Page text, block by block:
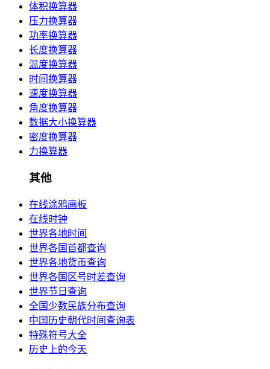
体积换算器
压力换算器
功率换算器
长度换算器
温度换算器
时间换算器
速度换算器
角度换算器
数据大小换算器
密度换算器
力换算器
其他
在线涂鸦画板
在线时钟
世界各地时间
世界各国首都查询
世界各地货币查询
世界各国区号时差查询
世界节日查询
全国少数民族分布查询
中国历史朝代时间查询表
特殊符号大全
历史上的今天